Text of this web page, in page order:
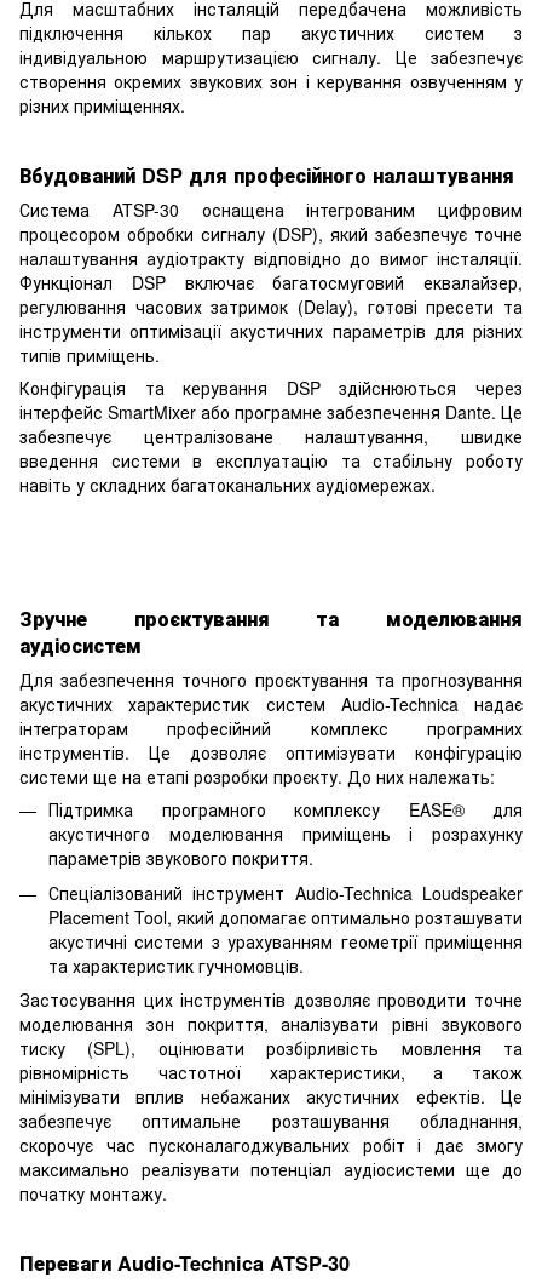
Для масштабних інсталяцій передбачена можливість
підключення кількох пар акустичних систем з
індивідуальною маршрутизацією сигналу. Це забезпечує
створення окремих звукових зон і керування озвученням у
різних приміщеннях.
Вбудований DSP для професійного налаштування
Система ATSP-30 оснащена інтегрованим цифровим
процесором обробки сигналу (DSP), який забезпечує точне
налаштування аудіотракту відповідно до вимог інсталяції.
Функціонал DSP включає багатосмуговий еквалайзер,
регулювання часових затримок (Delay), готові пресети та
інструменти оптимізації акустичних параметрів для різних
типів приміщень.
Конфігурація та керування DSP здійснюються через
інтерфейс SmartMixer або програмне забезпечення Dante. Це
забезпечує централізоване налаштування, швидке
введення системи в експлуатацію та стабільну роботу
навіть у складних багатоканальних аудіомережах.
Зручне проєктування та моделювання
аудіосистем
Для забезпечення точного проєктування та прогнозування
акустичних характеристик систем Audio-Technica надає
інтеграторам професійний комплекс програмних
інструментів. Це дозволяє оптимізувати конфігурацію
системи ще на етапі розробки проєкту. До них належать:
Підтримка програмного комплексу EASE® для
акустичного моделювання приміщень і розрахунку
параметрів звукового покриття.
Спеціалізований інструмент Audio-Technica Loudspeaker
Placement Tool, який допомагає оптимально розташувати
акустичні системи з урахуванням геометрії приміщення
та характеристик гучномовців.
Застосування цих інструментів дозволяє проводити точне
моделювання зон покриття, аналізувати рівні звукового
тиску (SPL), оцінювати розбірливість мовлення та
рівномірність частотної характеристики, а також
мінімізувати вплив небажаних акустичних ефектів. Це
забезпечує оптимальне розташування обладнання,
скорочує час пусконалагоджувальних робіт і дає змогу
максимально реалізувати потенціал аудіосистеми ще до
початку монтажу.
Переваги Audio-Technica ATSP-30